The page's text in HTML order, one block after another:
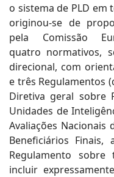
o sistema de PLD em
originou-se de
pela Comissão
quatro normativos,
direcional, com
e três Regulamentos
Diretiva geral sobre
Unidades de
Avaliações
Beneficiários
Regulamento
incluir